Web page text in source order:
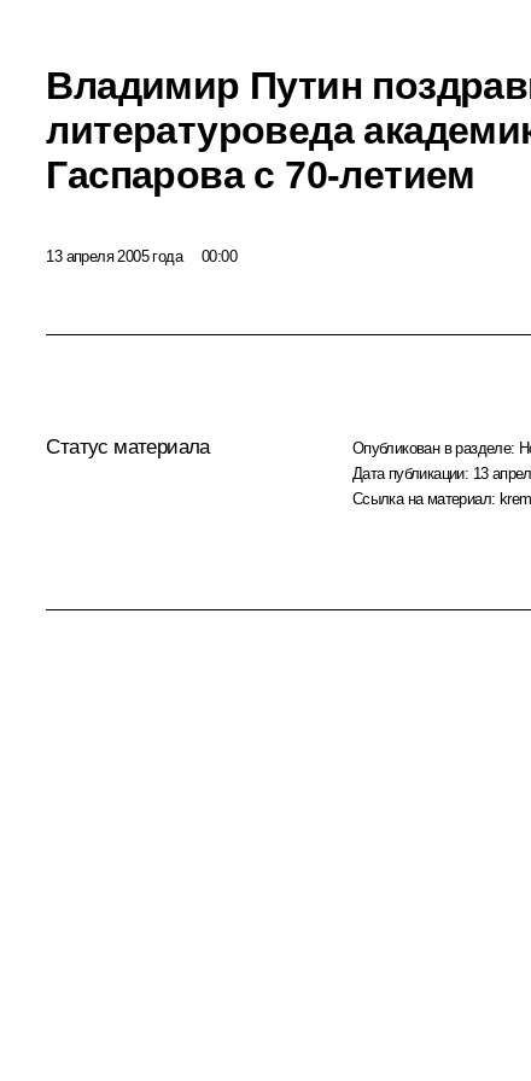
Владимир Путин
литературоведа
Гаспарова с 70-летием
13 апреля 2005 года 00:00
Статус материала Опубликован в разделе:
Дата публикации: 13
Ссылка на материал: